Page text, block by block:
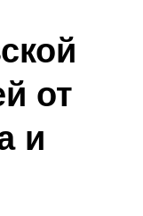
от
и